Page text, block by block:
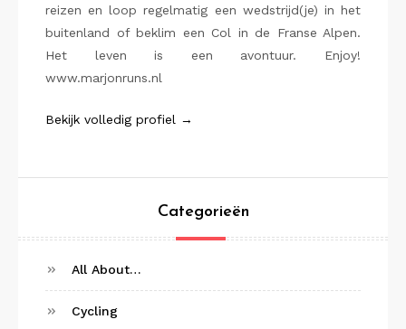
reizen en loop regelmatig een wedstrijd(je) in het
buitenland of beklim een Col in de Franse Alpen.
Het leven is een avontuur. Enjoy!
www.marjonruns.nl
Bekijk volledig profiel →
Categorieën
All About…
Cycling